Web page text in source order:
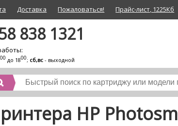
Доставка Пожаловаться! Прайс-лист, 1225Кб
838 1321
00 до 1800; сб,вс - выходной
HP